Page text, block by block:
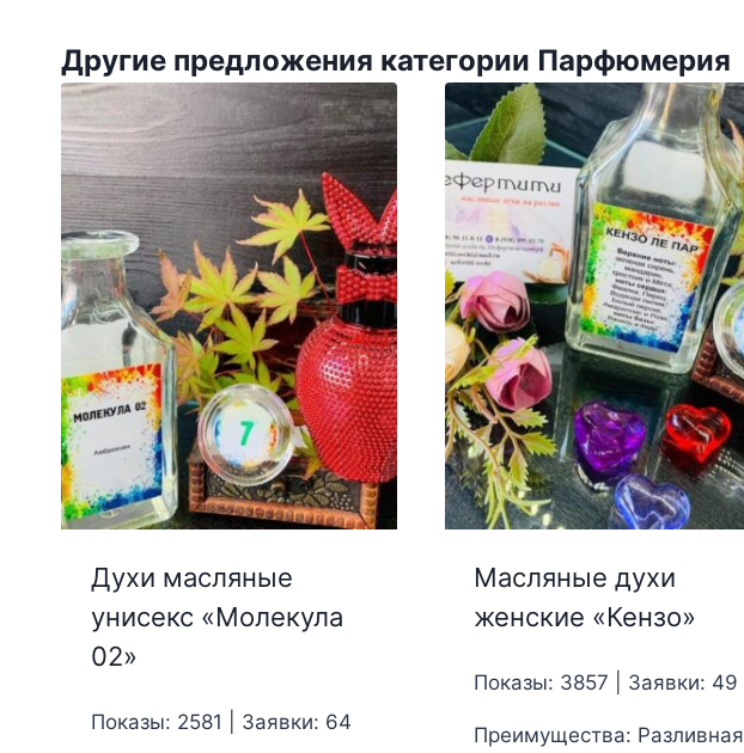
Другие предложения категории Парфюмерия
Духи масляные
унисекс «Молекула
02»
Показы: 2581 | Заявки: 64
Масляные духи
женские «Кензо»
Показы: 3857 | Заявки: 49
Преимущества: Разливная